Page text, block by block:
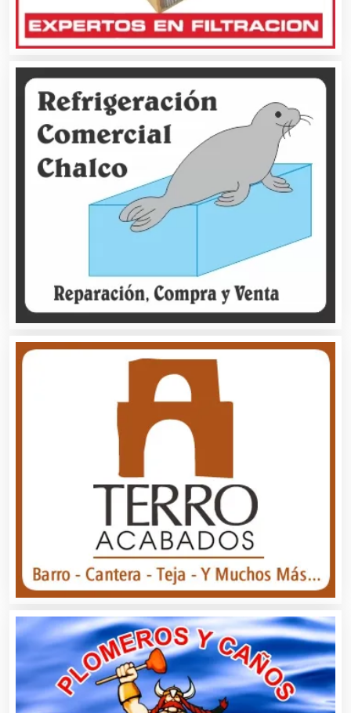
Artículos Publicitarios
Aseguradoras
Asesores Técnicos
Asesoría Fiscal
Asociaciones Civiles
Audio, Sonido e Iluminación
Audios para Eventos
Autobuses
Automatización
Automóviles Nuevos y Usados
Autopartes Eléctricas
Avaluos